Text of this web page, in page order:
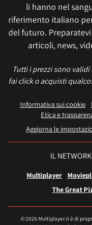
li hanno nel
riferimento italiano
del futuro.
articoli, news,
Tutti i prezzi sono
fai click o acquisti
Informativa sui cookie
Etica e
Aggiorna le
IL NETWORK
Multiplayer
The Great
© 2026 Multiplayer.it è di